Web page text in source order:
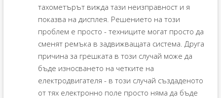
тахометърът вижда тази неизправност и я
показва на дисплея. Решението на този
проблем е просто - техниците могат просто да
сменят ремъка в задвижващата система. Друга
причина за грешката в този случай може да
бъде износването на четките на
електродвигателя - в този случай създаденото
от тях електронно поле просто няма да бъде